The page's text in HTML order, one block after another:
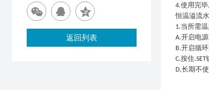
4.使用完毕,
恒温溢流
1.当所需
A.开启电
B.开启循
C.按住.SET
D,长期不
返回列表